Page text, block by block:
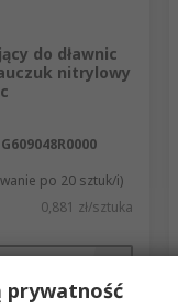
do dławnic
nitrylowy
po 20 sztuk/i)
0,881 zł/sztuka
prywatność